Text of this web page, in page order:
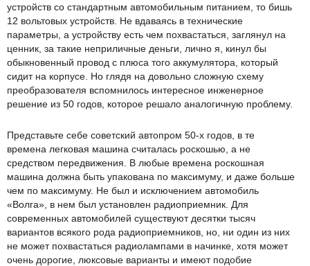
устройств со стандартным автомобильным питанием, то бишь
12 вольтовых устройств. Не вдаваясь в технические
параметры, а устройству есть чем похвастаться, заглянул на
ценник, за такие неприличные деньги, лично я, кинул бы
обыкновенный провод с плюса того аккумулятора, который
сидит на корпусе. Но глядя на довольно сложную схему
преобразователя вспомнилось интересное инженерное
решение из 50 годов, которое решало аналогичную проблему.
Представьте себе советский автопром 50-х годов, в те
времена легковая машина считалась роскошью, а не
средством передвижения. В любые времена роскошная
машина должна быть упакована по максимуму, и даже больше
чем по максимуму. Не был и исключением автомобиль
«Волга», в нем был установлен радиоприемник. Для
современных автомобилей существуют десятки тысяч
вариантов всякого рода радиоприемников, но, ни один из них
не может похвастаться радиолампами в начинке, хотя может
очень дорогие, люксовые варианты и имеют подобие